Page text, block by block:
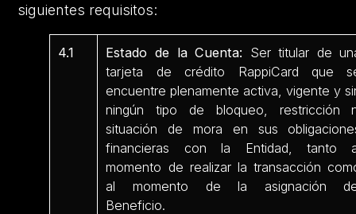
siguientes requisitos:
4.1 Estado de la Cuenta: Ser titular de
tarjeta de crédito RappiCard que
encuentre plenamente activa, vigente y
ningún tipo de bloqueo, restricción
situación de mora en sus
financieras con la Entidad, tanto
momento de realizar la transacción
al momento de la asignación
Beneficio.